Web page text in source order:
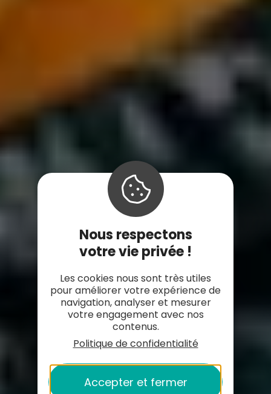
Nous respectons
votre vie privée !
Les cookies nous sont très utiles
pour améliorer votre expérience de
navigation, analyser et mesurer
votre engagement avec nos
contenus.
Politique de confidentialité
Accepter et fermer